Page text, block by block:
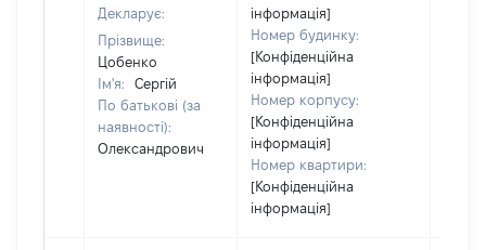
Декларує:
Прізвище:
Цобенко
Ім'я:
Сергій
По батькові (за
наявності):
Олександрович
інформація]
Номер будинку:
[Конфіденційна
інформація]
Номер корпусу:
[Конфіденційна
інформація]
Номер квартири:
[Конфіденційна
інформація]